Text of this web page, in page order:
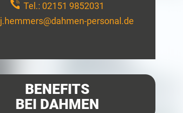
Tel.: 02151 9852031
j.hemmers@dahmen-personal.de
BENEFITS
BEI DAHMEN